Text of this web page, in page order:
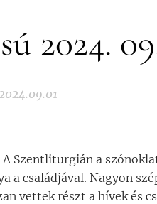
2024.
Szentliturgián a
a családjával. Nagyon
vettek részt a hívek és